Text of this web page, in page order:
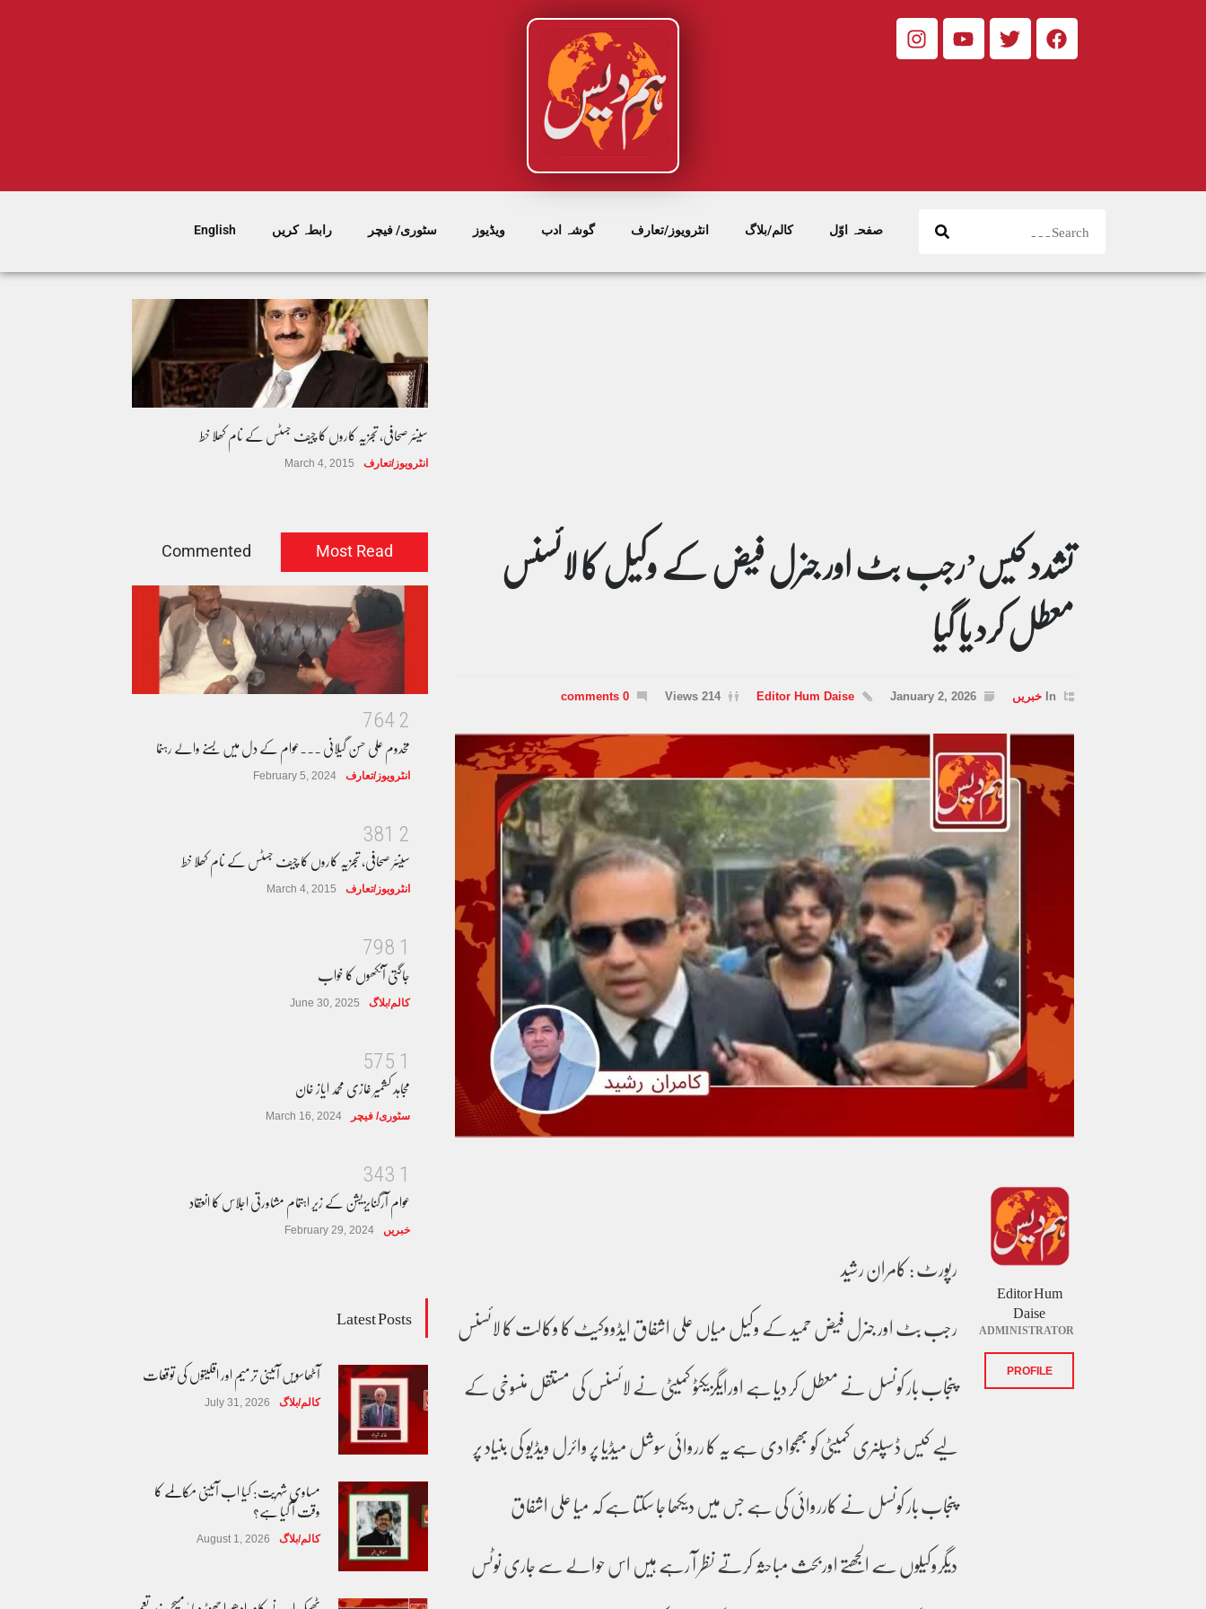
صفحہ اوّل کالم/بلاگ انٹرویوز/تعارف گوشہ ادب ویڈیوز سٹوری/ فیچر رابطہ کریں English
سینئر صحافی، تجزیہ کاروں کا چیف جسٹس کے نام کھلا خط
انٹرویوز/تعارف March 4, 2015
تشدد کیس’رجب بٹ اور جنرل فیض کے وکیل کا لائسنس
معطل کرد یا گیا
In خبریں January 2, 2026
Editor Hum Daise
214 Views
0 comments
رپورٹ : کامران رشید
رجب بٹ اور جنرل فیض حمید کے وکیل میاں علی اشفاق ایڈووکیٹ کا وکالت کا لائسنس
پنجاب بار کونسل نے معطل کر دیا ہے اورایگزیکٹو کمیٹی نے لائسنس کی مستقل منسوخی کے
لیے کیس ڈسپلنری کمیٹی کو بھجوا دی ہے یہ کا رروائی سوشل میڈیا پر وائرل ویڈیو کی بنیاد پر
پنجاب بار کونسل نے کارروائی کی ہے جس میں دیکھا جا سکتا ہے کہ میا علی اشفاق
دیگروکیلوں سے الجھتے اوربحث مباحثہ کرتے نظر آ رہے ہیں اس حوالے سے جاری نوٹس
Editor Hum
Daise
ADMINISTRATOR
PROFILE
Most Read
Commented
2
4
6
7
مخدوم علی حسن گیلانی ۔۔۔عوام کے دل میں بسنے والے رہنما
انٹرویوز/تعارف February 5, 2024
2
1
8
3
سینئر صحافی، تجزیہ کاروں کا چیف جسٹس کے نام کھلا خط
انٹرویوز/تعارف March 4, 2015
1
8
9
7
جاگتی آنکھوں کا خواب
کالم/بلاگ June 30, 2025
1
5
7
5
مجاہد کشمیر غازی محمد ایاز خان
سٹوری/ فیچر March 16, 2024
1
3
4
3
عوام آرگنایزیشن کے زیر اہتمام مشاورتی اجلاس کا انعقاد
خبریں February 29, 2024
Latest Posts
آٹھاسویں آئینی ترمیم اور اقلیتوں کی توقعات
کالم/بلاگ July 31, 2026
مساوی شہریت: کیا اب آئینی مکالمے کا
وقت آ گیا ہے؟
کالم/بلاگ August 1, 2026